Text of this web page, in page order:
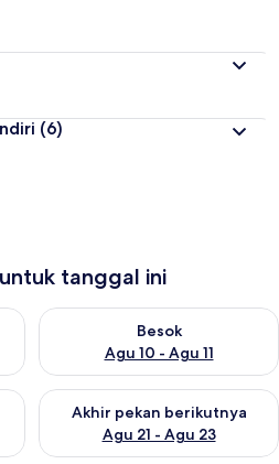
(6)
tanggal ini
ini Agu 9 - Agu 10
Besok
Agu 10 - Agu 11
Periksa ketersediaan untuk
pekan ini Agu 14 - Agu 16
Akhir pekan berikutnya
Agu 21 - Agu 23
Periksa ketersediaan untuk